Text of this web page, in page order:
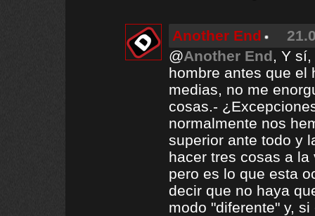
Another End
@Another End, Y
hombre antes que el
medias, no me
cosas.-
normalmente nos
superior ante todo y
hacer tres cosas a
pero es lo que esta
decir que no haya
modo "diferente" y,